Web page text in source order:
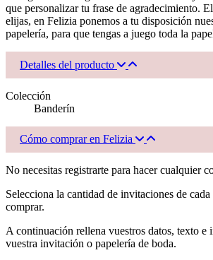
que personalizar tu frase de agradecimiento.
elijas, en Felizia ponemos a tu disposición
papelería, para que tengas a juego toda la
Detalles del producto
Colección
Banderín
Cómo comprar en Felizia
No necesitas registrarte para hacer cualquier
Selecciona la cantidad de invitaciones de
comprar.
A continuación rellena vuestros datos, texto e
vuestra invitación o papelería de boda.